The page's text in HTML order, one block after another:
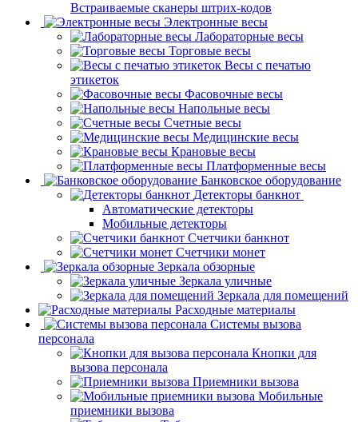
Встраиваемые сканеры штрих-кодов
Электронные весы
Лабораторные весы
Торговые весы
Весы с печатью
этикеток
Фасовочные весы
Напольные весы
Счетные весы
Медицинские весы
Крановые весы
Платформенные весы
Банковское оборудование
Детекторы банкнот
Автоматические детекторы
Мобильные детекторы
Счетчики банкнот
Счетчики монет
Зеркала обзорные
Зеркала уличные
Зеркала для помещений
Расходные материалы
Системы вызова
персонала
Кнопки для
вызова персонала
Приемники вызова
Мобильные
приемники вызова